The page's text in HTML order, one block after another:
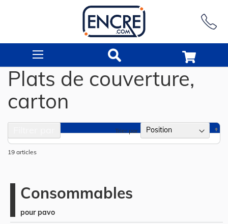
Plats de couverture,
carton
19 articles
Trier par
Consommables
pour pavo